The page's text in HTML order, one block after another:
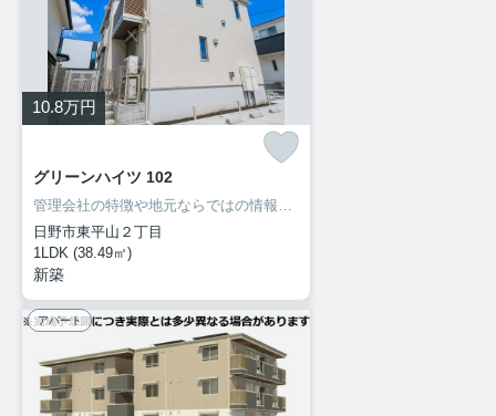
10.8万円
グリーンハイツ 102
管理会社の特徴や地元ならではの情報も当社ならお伝え出来ます！
日野市東平山２丁目
1LDK (38.49㎡)
新築
アパート